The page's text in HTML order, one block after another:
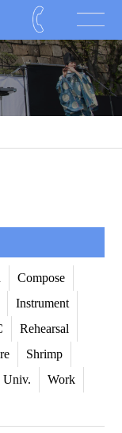
Compose
Instrument
Rehearsal
Shrimp
Univ.
Work